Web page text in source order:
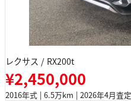
レクサス / RX200t
¥2,450,000
2016年式 | 6.5万km | 2026年4月査